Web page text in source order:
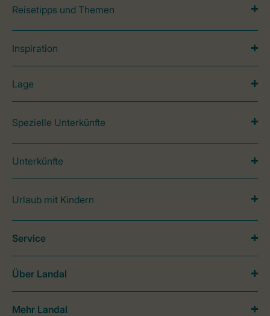
Reisetipps und Themen
Inspiration
Lage
Spezielle Unterkünfte
Unterkünfte
Urlaub mit Kindern
Service
Über Landal
Mehr Landal